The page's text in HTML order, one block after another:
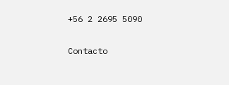
+56 2 2695 5090
Contacto